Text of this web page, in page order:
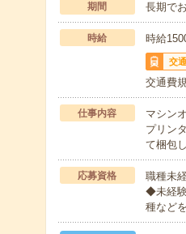
期間 長期で
時給 時給
交
交通費
仕事内容
マシン
プリン
て梱包
応募資格
職種未
◆未経
種など